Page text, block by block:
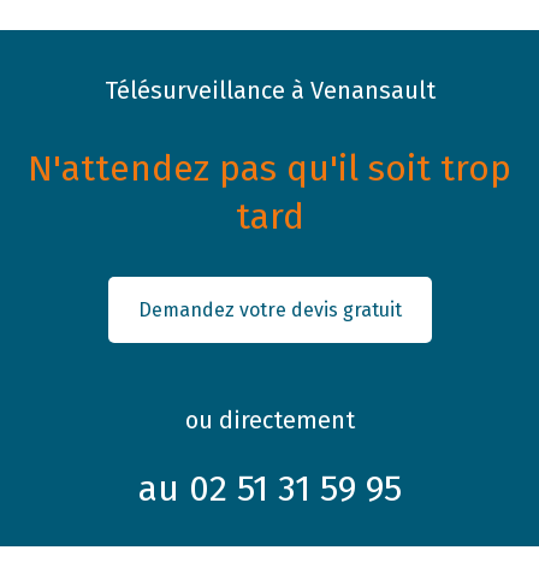
Télésurveillance à Venansault
N'attendez pas qu'il soit trop
tard
Demandez votre devis gratuit
ou directement
au 02 51 31 59 95